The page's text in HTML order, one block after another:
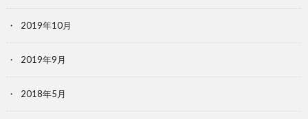
2019年10月
2019年9月
2018年5月